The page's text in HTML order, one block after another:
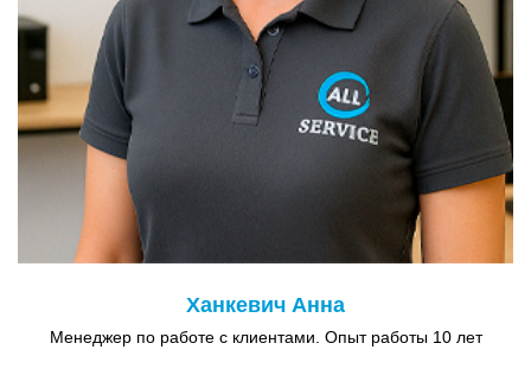
Ханкевич Анна
Менеджер по работе с клиентами. Опыт работы 10 лет